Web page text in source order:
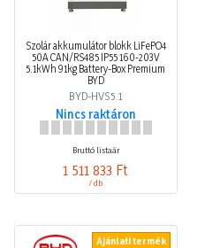
Szolár akkumulátor blokk LiFePO4
50A CAN/RS485 IP55 160-203V
5.1kWh 91kg Battery-Box Premium
BYD
BYD-HVS5.1
Nincs raktáron
Bruttó listaár
1 511 833 Ft
/ db
Ajánlati termék